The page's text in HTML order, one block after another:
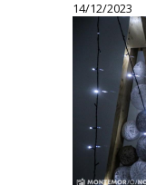
14/12/2023